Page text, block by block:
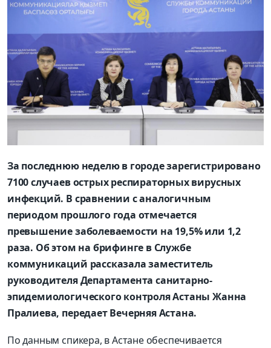
За последнюю неделю в городе зарегистрировано
7100 случаев острых респираторных вирусных
инфекций. В сравнении с аналогичным
периодом прошлого года отмечается
превышение заболеваемости на 19,5% или 1,2
раза. Об этом на брифинге в Службе
коммуникаций рассказала заместитель
руководителя Департамента санитарно-
эпидемиологического контроля Астаны Жанна
Пралиева, передает Вечерняя Астана.
По данным спикера, в Астане обеспечивается